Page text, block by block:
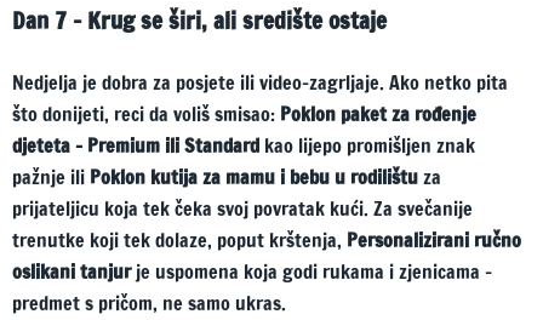
Dan 7 – Krug se širi, ali središte ostaje
Nedjelja je dobra za posjete ili video-zagrljaje. Ako netko pita
što donijeti, reci da voliš smisao: Poklon paket za rođenje
djeteta – Premium ili Standard kao lijepo promišljen znak
pažnje ili Poklon kutija za mamu i bebu u rodilištuza
prijateljicu koja tek čeka svoj povratak kući. Za svečanije
trenutke koji tek dolaze, poput krštenja, Personalizirani ručno
oslikani tanjurje uspomena koja godi rukama i zjenicama –
predmet s pričom, ne samo ukras.